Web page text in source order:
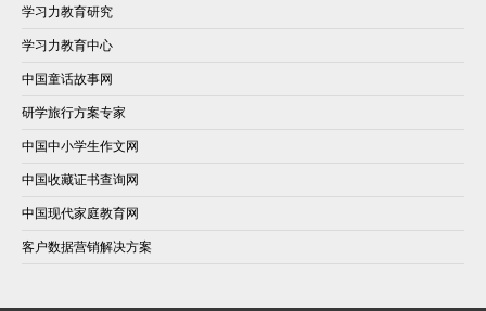
学习力教育研究
学习力教育中心
中国童话故事网
研学旅行方案专家
中国中小学生作文网
中国收藏证书查询网
中国现代家庭教育网
客户数据营销解决方案